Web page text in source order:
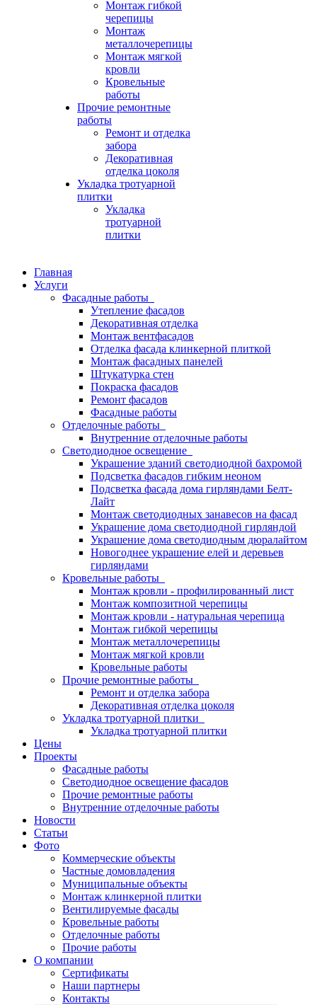
Монтаж гибкой
черепицы
Монтаж
металлочерепицы
Монтаж мягкой
кровли
Кровельные
работы
Прочие ремонтные
работы
Ремонт и отделка
забора
Декоративная
отделка цоколя
Укладка тротуарной
плитки
Укладка
тротуарной
плитки
Главная
Услуги
Фасадные работы
Утепление фасадов
Декоративная отделка
Монтаж вентфасадов
Отделка фасада клинкерной плиткой
Монтаж фасадных панелей
Штукатурка стен
Покраска фасадов
Ремонт фасадов
Фасадные работы
Отделочные работы
Внутренние отделочные работы
Светодиодное освещение
Украшение зданий светодиодной бахромой
Подсветка фасадов гибким неоном
Подсветка фасада дома гирляндами Белт-
Лайт
Монтаж светодиодных занавесов на фасад
Украшение дома светодиодной гирляндой
Украшение дома светодиодным дюралайтом
Новогоднее украшение елей и деревьев
гирляндами
Кровельные работы
Монтаж кровли - профилированный лист
Монтаж композитной черепицы
Монтаж кровли - натуральная черепица
Монтаж гибкой черепицы
Монтаж металлочерепицы
Монтаж мягкой кровли
Кровельные работы
Прочие ремонтные работы
Ремонт и отделка забора
Декоративная отделка цоколя
Укладка тротуарной плитки
Укладка тротуарной плитки
Цены
Проекты
Фасадные работы
Светодиодное освещение фасадов
Прочие ремонтные работы
Внутренние отделочные работы
Новости
Статьи
Фото
Коммерческие объекты
Частные домовладения
Муниципальные объекты
Монтаж клинкерной плитки
Вентилируемые фасады
Кровельные работы
Отделочные работы
Прочие работы
О компании
Сертификаты
Наши партнеры
Контакты